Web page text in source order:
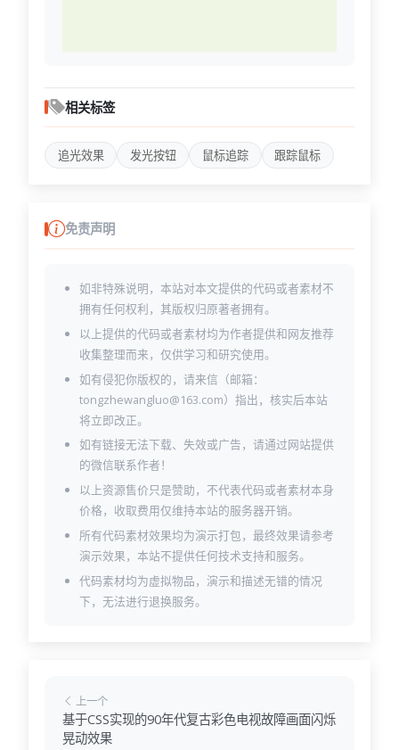
相关标签
追光效果 发光按钮 鼠标追踪 跟踪鼠标
免责声明
如非特殊说明，本站对本文提供的代码或者素材不
拥有任何权利，其版权归原著者拥有。
以上提供的代码或者素材均为作者提供和网友推荐
收集整理而来，仅供学习和研究使用。
如有侵犯你版权的，请来信（邮箱：
tongzhewangluo@163.com）指出，核实后本站
将立即改正。
如有链接无法下载、失效或广告，请通过网站提供
的微信联系作者！
以上资源售价只是赞助，不代表代码或者素材本身
价格，收取费用仅维持本站的服务器开销。
所有代码素材效果均为演示打包，最终效果请参考
演示效果，本站不提供任何技术支持和服务。
代码素材均为虚拟物品，演示和描述无错的情况
下，无法进行退换服务。
上一个
基于CSS实现的90年代复古彩色电视故障画面闪烁
晃动效果